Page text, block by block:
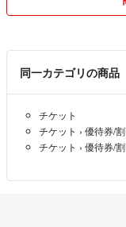
同一カテゴリの商品
チケット
チケット › 優待券/
チケット › 優待券/